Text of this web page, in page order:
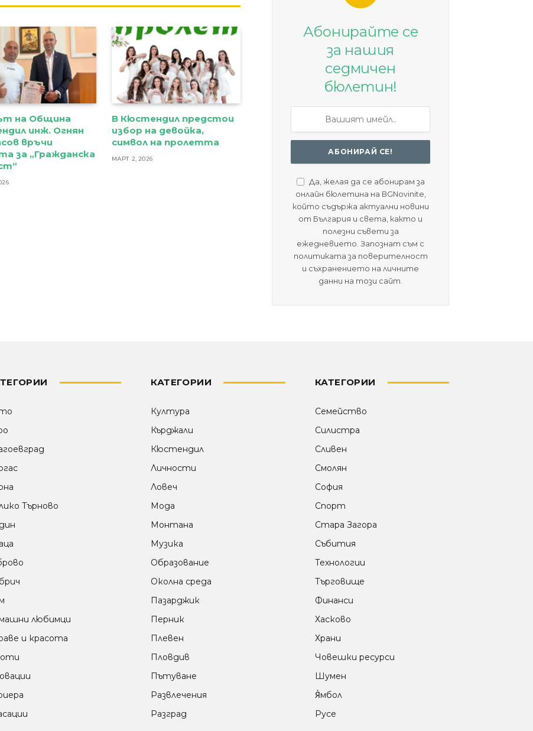
на Община
инж. Огнян
връчи
за „Гражданска
В Кюстендил предстои
избор на девойка,
символ на пролетта
МАРТ 2, 2026
Абонирайте се
за нашия
седмичен
бюлетин!
Да, желая да се абонирам за
онлайн бюлетина на BGNovinite,
който съдържа актуални новини
от България и света, както и
полезни съвети за
ежедневието. Запознат съм с
политиката за поверителност
и съхранението на личните
данни на този сайт.
Търново
любимци
и красота
КАТЕГОРИИ
Култура
Кърджали
Кюстендил
Личности
Ловеч
Мода
Монтана
Музика
Образование
Околна среда
Пазарджик
Перник
Плевен
Пловдив
Пътуване
Развлечения
Разград
КАТЕГОРИИ
Семейство
Силистра
Сливен
Смолян
София
Спорт
Стара Загора
Събития
Технологии
Търговище
Финанси
Хасково
Храни
Човешки ресурси
Шумен
Я̀мбол
Русе